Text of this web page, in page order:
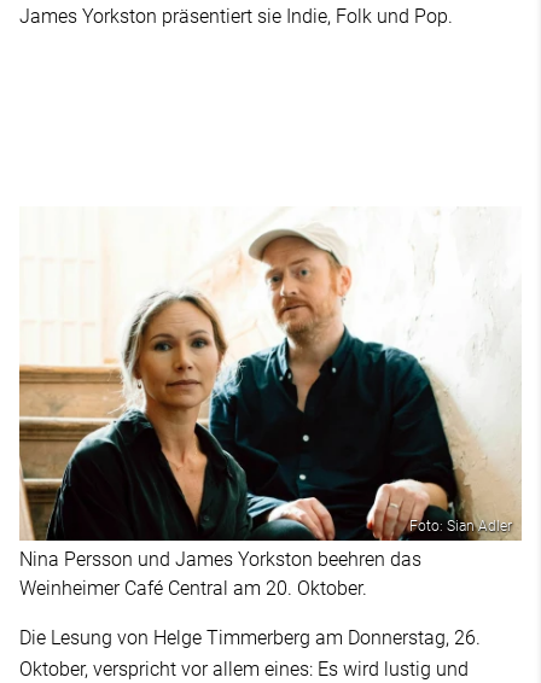
James Yorkston präsentiert sie Indie, Folk und Pop.
Foto: Sian Adler
Nina Persson und James Yorkston beehren das
Weinheimer Café Central am 20. Oktober.
Die Lesung von Helge Timmerberg am Donnerstag, 26.
Oktober, verspricht vor allem eines: Es wird lustig und